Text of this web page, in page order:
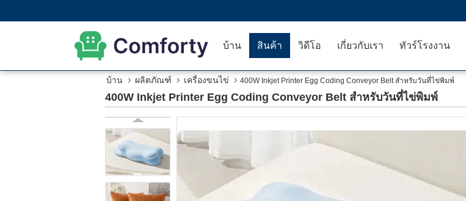
บ้าน สินค้า วิดีโอ เกี่ยวกับเรา ทัวร์โรงงาน
บ้าน ผลิตภัณฑ์ เครื่องขนไข่ 400W Inkjet Printer Egg Coding Conveyor Belt สําหรับวันที่ไข่พิมพ์
400W Inkjet Printer Egg Coding Conveyor Belt สําหรับวันที่ไข่พิมพ์